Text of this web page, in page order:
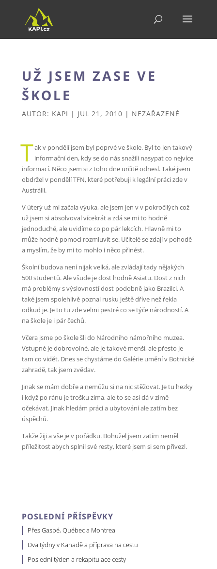
UŽ JSEM ZASE VE
ŠKOLE
AUTOR: KAPI | JUL 21, 2010 | NEZAŘAZENÉ
Tak v pondělí jsem byl poprvé ve škole. Byl to jen takový
informační den, kdy se do nás snažili nasypat co nejvíce
informací. Něco jsem si z toho dne určitě odnesl. Také jsem
obdržel v pondělí TFN, které potřebuji k legální práci zde v
Austrálii.
V úterý už mi začala výuka, ale jsem jen v v pokročilých což
už jsem si absolvoval vícekrát a zdá se mi to hodně
jednoduché, ale uvidíme co po pár lekcích. Hlavně mi to
může hodně pomoci rozmluvit se. Učitelé se zdají v pohodě
a myslím, že by mi to mohlo i něco přinést.
Školní budova není nijak velká, ale zvládají tady nějakých
500 studentů. Ale všude je dost hodně Asiatu. Dost z nich
má problémy s výslovností dost podobně jako Brazilci. A
také jsem spolehlivě poznal rusku ještě dříve než řekla
odkud je. Je to tu zde velmi pestré co se týče národností. A
na škole je i pár čechů.
Včera jsme po škole šli do Národního námořního muzea.
Vstupné je dobrovolné, ale je takové menší, ale přesto je
tam co vidět. Dnes se chystáme do Galérie umění v Botnické
zahradě, tak jsem zvědav.
Jinak se mám dobře a nemůžu si na nic stěžovat. Je tu hezky
i když po ránu je trošku zima, ale to se asi dá v zimě
očekávat. Jinak hledám práci a ubytování ale zatím bez
úspěchů.
Takže žiji a vše je v pořádku. Bohužel jsem zatím neměl
příležitost abych splnil své resty, které jsem si sem přivezl.
POSLEDNÍ PŘÍSPĚVKY
Přes Gaspé, Québec a Montreal
Dva týdny v Kanadě a příprava na cestu
Poslední týden a rekapitulace cesty